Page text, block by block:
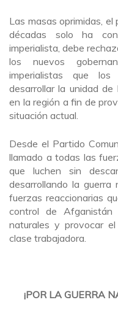
Las masas oprimidas,
décadas solo ha
imperialista, debe
los nuevos
imperialistas que
desarrollar la unidad
en la región a fin de
situación actual.
Desde el Partido
llamado a todas las
que luchen sin
desarrollando la guerra
fuerzas reaccionarias
control de
naturales y provocar
clase trabajadora.
¡POR LA GUERRA